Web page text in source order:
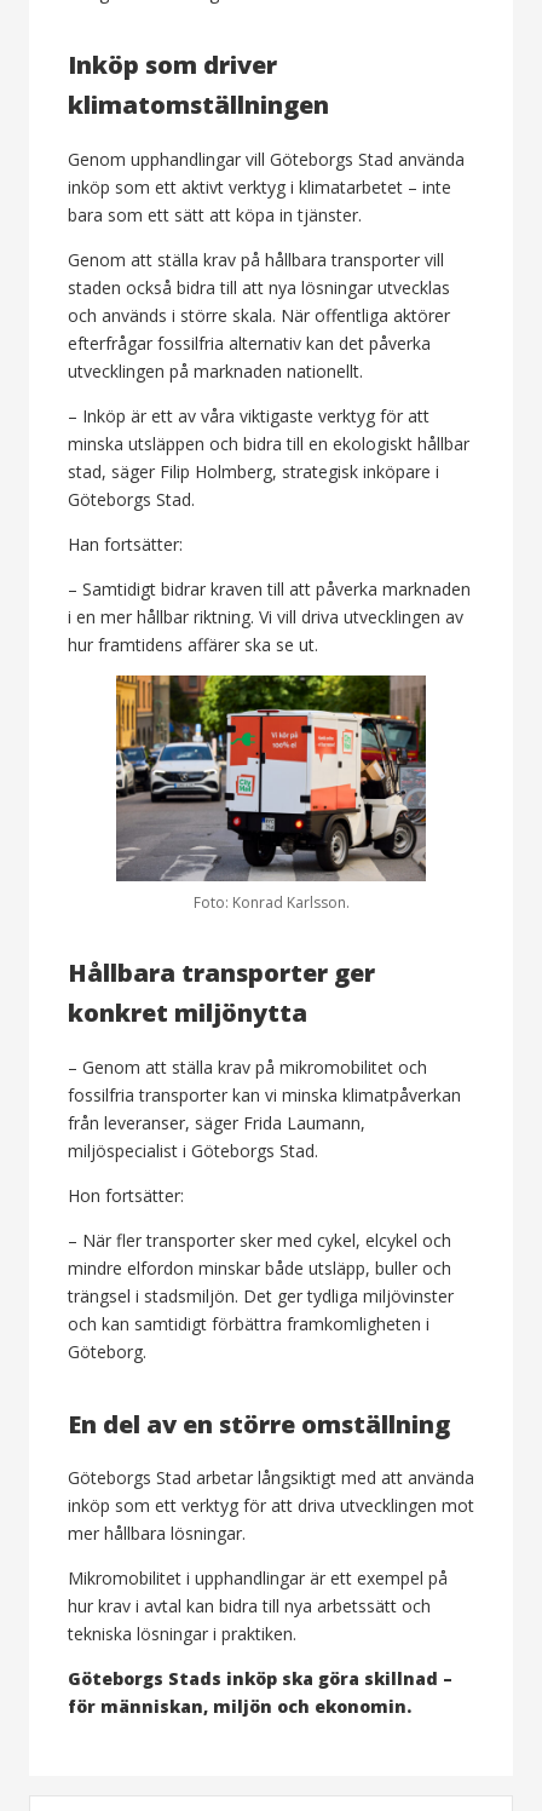
Inköp som driver
klimatomställningen
Genom upphandlingar vill Göteborgs Stad använda
inköp som ett aktivt verktyg i klimatarbetet – inte
bara som ett sätt att köpa in tjänster.
Genom att ställa krav på hållbara transporter vill
staden också bidra till att nya lösningar utvecklas
och används i större skala. När offentliga aktörer
efterfrågar fossilfria alternativ kan det påverka
utvecklingen på marknaden nationellt.
– Inköp är ett av våra viktigaste verktyg för att
minska utsläppen och bidra till en ekologiskt hållbar
stad, säger Filip Holmberg, strategisk inköpare i
Göteborgs Stad.
Han fortsätter:
– Samtidigt bidrar kraven till att påverka marknaden
i en mer hållbar riktning. Vi vill driva utvecklingen av
hur framtidens affärer ska se ut.
Foto: Konrad Karlsson.
Hållbara transporter ger
konkret miljönytta
– Genom att ställa krav på mikromobilitet och
fossilfria transporter kan vi minska klimatpåverkan
från leveranser, säger Frida Laumann,
miljöspecialist i Göteborgs Stad.
Hon fortsätter:
– När fler transporter sker med cykel, elcykel och
mindre elfordon minskar både utsläpp, buller och
trängsel i stadsmiljön. Det ger tydliga miljövinster
och kan samtidigt förbättra framkomligheten i
Göteborg.
En del av en större omställning
Göteborgs Stad arbetar långsiktigt med att använda
inköp som ett verktyg för att driva utvecklingen mot
mer hållbara lösningar.
Mikromobilitet i upphandlingar är ett exempel på
hur krav i avtal kan bidra till nya arbetssätt och
tekniska lösningar i praktiken.
Göteborgs Stads inköp ska göra skillnad –
för människan, miljön och ekonomin.